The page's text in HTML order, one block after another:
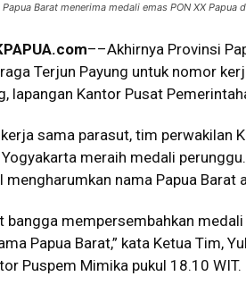
Papua Barat menerima medali emas PON XX
––Akhirnya Provinsi
Terjun Payung untuk nomor
lapangan Kantor Pusat
sama parasut, tim perwakilan
Yogyakarta meraih medali
mengharumkan nama Papua Barat
bangga mempersembahkan
Papua Barat,” kata Ketua Tim,
Puspem Mimika pukul 18.10 WIT.